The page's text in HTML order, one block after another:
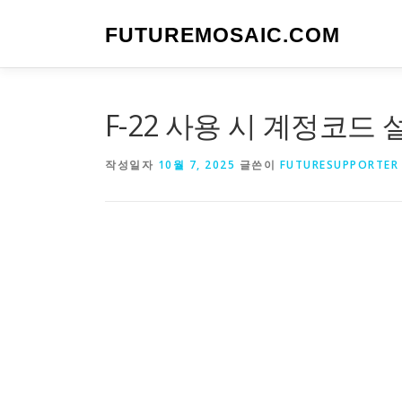
로
FUTUREMOSAIC.COM
F-22 사용 시 계정코드
작성일자 10월 7, 2025 글쓴이 FUTURESUPPORTER